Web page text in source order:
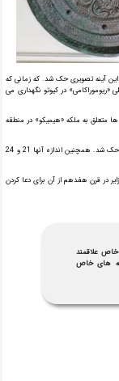
آینه تصویری حک شد. که زمانی که
«ریوموراکامی» در کیوتو نگهداری می
متعلق به ملکه «هیمیکو» در منطقه
جنس قدیمی‌ترین آینه جادویی از مس و قلع است. که اشکال فانتزی در پشت آنها حک شد. همچنین اندازه آنها 21 و 24
در قرن هفدهم از آن برای دعا کردن
علاقمند
های خاص